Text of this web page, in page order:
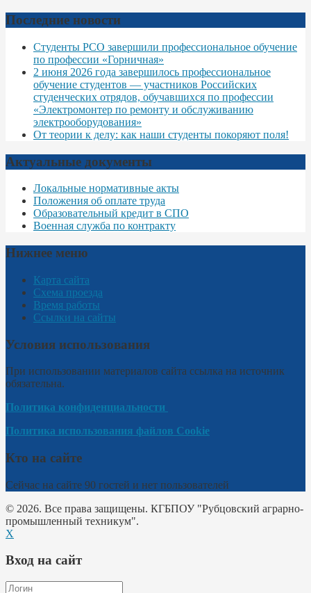
Последние новости
Студенты РСО завершили профессиональное обучение
по профессии «Горничная»
2 июня 2026 года завершилось профессиональное
обучение студентов — участников Российских
студенческих отрядов, обучавшихся по профессии
«Электромонтер по ремонту и обслуживанию
электрооборудования»
От теории к делу: как наши студенты покоряют поля!
Актуальные документы
Локальные нормативные акты
Положения об оплате труда
Образовательный кредит в СПО
Военная служба по контракту
Нижнее меню
Карта сайта
Схема проезда
Время работы
Ссылки на сайты
Условия использования
При использовании материалов сайта ссылка на источник
обязательна.
Политика конфиденциальности
Политика использования файлов Cookie
Кто на сайте
Сейчас на сайте 90 гостей и нет пользователей
© 2026. Все права защищены. КГБПОУ "Рубцовский аграрно-
промышленный техникум".
X
Вход на сайт